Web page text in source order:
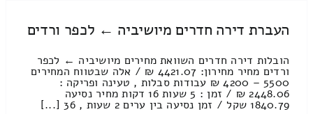
העברת דירה חדרים מיושיביה ← לכפר ורדים
הובלות דירה חדרים השוואת מחירים מיושיביה ← לכפר
ורדים מחיר מחירון: 4421.07 ₪ / אלה שבטווח המחירים
5500 – 4200 ₪ עבודות סבלות , טעינה ופריקה :
2448.06 ₪ / זמן : 5 שעות 16 דקות מחיר נסיעה
1840.79 שקל / זמן נסיעה בין ערים 2 שעות , 36 [...]